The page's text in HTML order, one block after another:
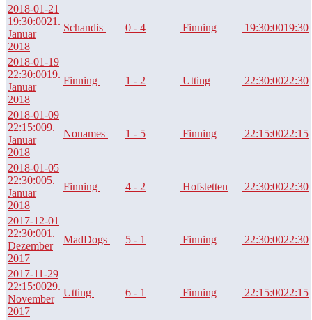
2018-01-21
19:30:0021.
Januar
2018
Schandis 0 - 4 Finning 19:30:0019:30
2018-01-19
22:30:0019.
Januar
2018
Finning 1 - 2 Utting 22:30:0022:30
2018-01-09
22:15:009.
Januar
2018
Nonames 1 - 5 Finning 22:15:0022:15
2018-01-05
22:30:005.
Januar
2018
Finning 4 - 2 Hofstetten 22:30:0022:30
2017-12-01
22:30:001.
Dezember
2017
MadDogs 5 - 1 Finning 22:30:0022:30
2017-11-29
22:15:0029.
November
2017
Utting 6 - 1 Finning 22:15:0022:15